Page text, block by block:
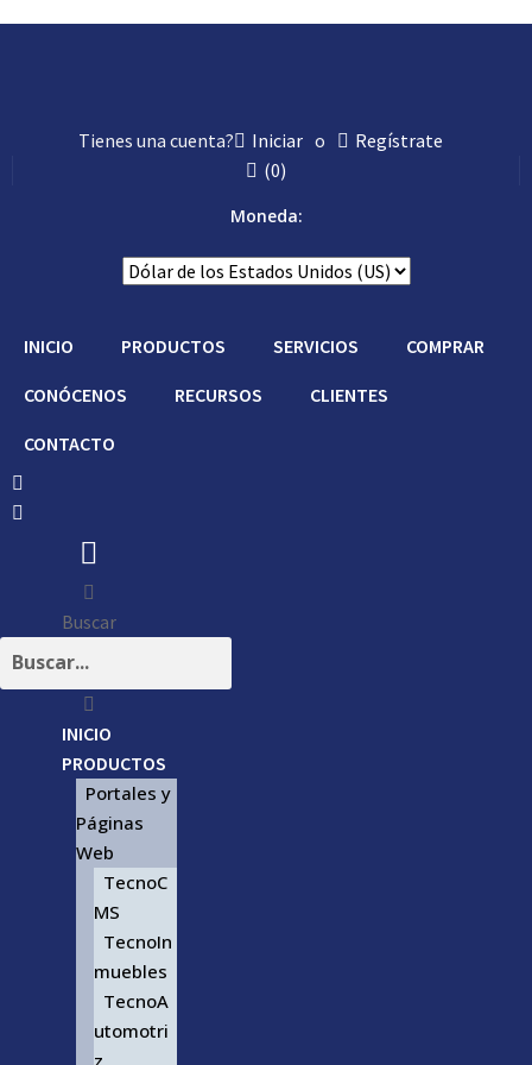
Tienes una cuenta? Iniciar o
Regístrate
(0)
Moneda:
INICIO PRODUCTOS SERVICIOS COMPRAR
CONÓCENOS RECURSOS CLIENTES
CONTACTO
Buscar
INICIO
PRODUCTOS
Portales y
Páginas
Web
TecnoC
MS
TecnoIn
muebles
TecnoA
utomotri